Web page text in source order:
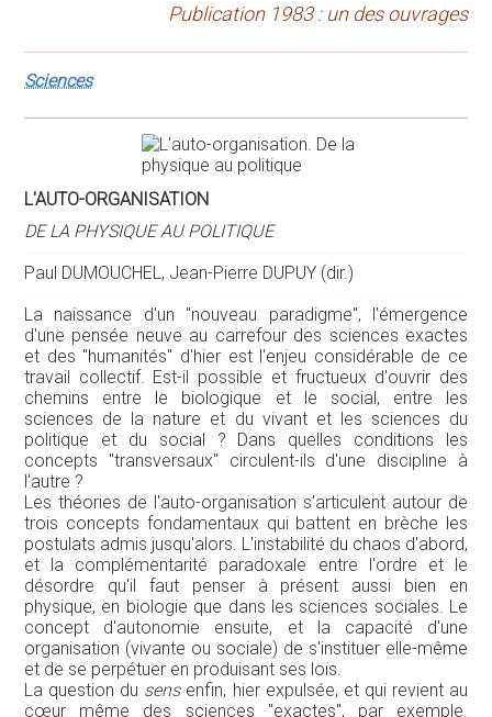
Publication 1983 : un des ouvrages
Sciences
L'AUTO-ORGANISATION
DE LA PHYSIQUE AU POLITIQUE
Paul DUMOUCHEL, Jean-Pierre DUPUY (dir.)
La naissance d'un "nouveau paradigme", l'émergence
d'une pensée neuve au carrefour des sciences exactes
et des "humanités" d'hier est l'enjeu considérable de ce
travail collectif. Est-il possible et fructueux d'ouvrir des
chemins entre le biologique et le social, entre les
sciences de la nature et du vivant et les sciences du
politique et du social ? Dans quelles conditions les
concepts "transversaux" circulent-ils d'une discipline à
l'autre ?
Les théories de l'auto-organisation s'articulent autour de
trois concepts fondamentaux qui battent en brèche les
postulats admis jusqu'alors. L'instabilité du chaos d'abord,
et la complémentarité paradoxale entre l'ordre et le
désordre qu'il faut penser à présent aussi bien en
physique, en biologie que dans les sciences sociales. Le
concept d'autonomie ensuite, et la capacité d'une
organisation (vivante ou sociale) de s'instituer elle-même
et de se perpétuer en produisant ses lois.
La question du sensenfin, hier expulsée, et qui revient au
cœur même des sciences "exactes", par exemple.